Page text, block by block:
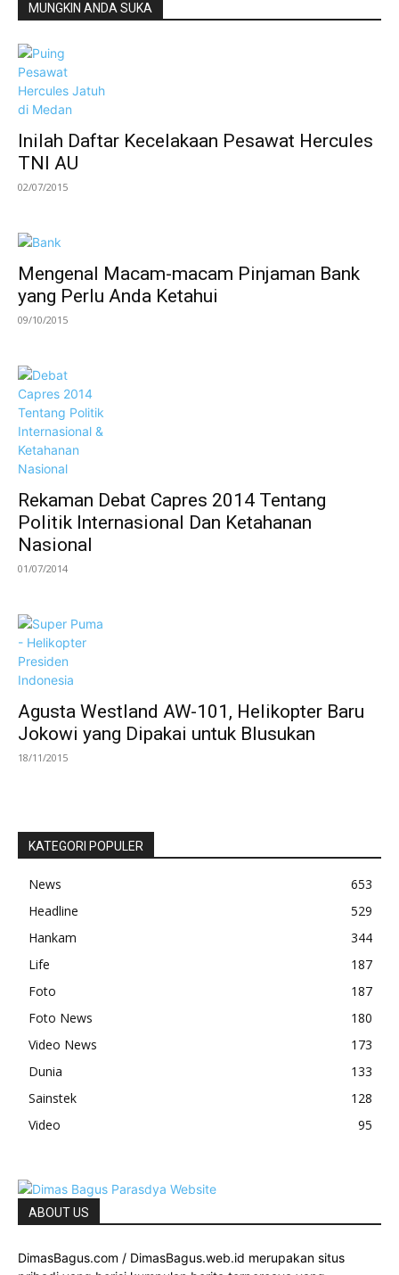
MUNGKIN ANDA SUKA
Inilah Daftar Kecelakaan Pesawat Hercules
TNI AU
02/07/2015
Mengenal Macam-macam Pinjaman Bank
yang Perlu Anda Ketahui
09/10/2015
Rekaman Debat Capres 2014 Tentang
Politik Internasional Dan Ketahanan
Nasional
01/07/2014
Agusta Westland AW-101, Helikopter Baru
Jokowi yang Dipakai untuk Blusukan
18/11/2015
KATEGORI POPULER
News
653
Headline
529
Hankam
344
Life
187
Foto
187
Foto News
180
Video News
173
Dunia
133
Sainstek
128
Video
95
ABOUT US
DimasBagus.com / DimasBagus.web.id merupakan situs